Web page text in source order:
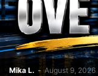
Mika L. - August 9, 2026